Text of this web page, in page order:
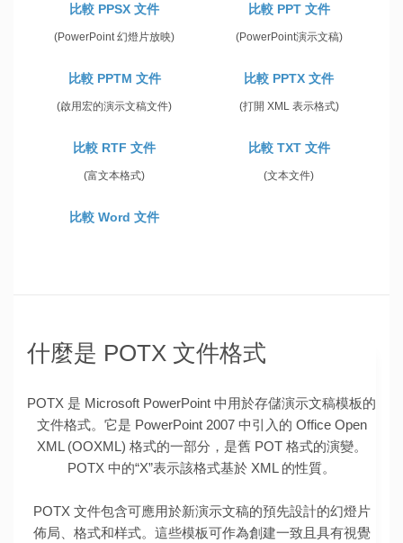
比較 PPSX 文件
(PowerPoint 幻燈片放映)
比較 PPT 文件
(PowerPoint演示文稿)
比較 PPTM 文件
(啟用宏的演示文稿文件)
比較 PPTX 文件
(打開 XML 表示格式)
比較 RTF 文件
(富文本格式)
比較 TXT 文件
(文本文件)
比較 Word 文件
什麼是 POTX 文件格式
POTX 是 Microsoft PowerPoint 中用於存儲演示文稿模板的
文件格式。它是 PowerPoint 2007 中引入的 Office Open
XML (OOXML) 格式的一部分，是舊 POT 格式的演變。
POTX 中的“X”表示該格式基於 XML 的性質。
POTX 文件包含可應用於新演示文稿的預先設計的幻燈片
佈局、格式和样式。這些模板可作為創建一致且具有視覺